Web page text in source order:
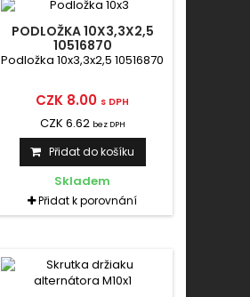
PODLOŽKA 10X3,3X2,5
10516870
Podložka 10x3,3x2,5 10516870
CZK 8.00 s DPH
CZK 6.62 bez DPH
Přidat do košíku
Skladem
Přidat k porovnání